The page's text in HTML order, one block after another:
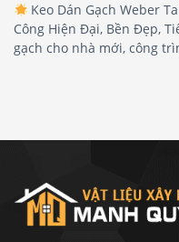
Keo Dán Gạch Weber
Công Hiện Đại, Bền Đẹp,
gạch cho nhà mới, công